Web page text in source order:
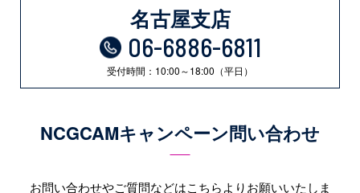
名古屋支店
06-6886-6811
受付時間：10:00～18:00（平日）
NCGCAMキャンペーン問い合わせ
お問い合わせやご質問などはこちらよりお願いいたしま